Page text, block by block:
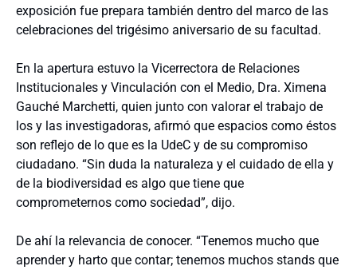
exposición fue prepara también dentro del marco de las
celebraciones del trigésimo aniversario de su facultad.
En la apertura estuvo la Vicerrectora de Relaciones
Institucionales y Vinculación con el Medio, Dra. Ximena
Gauché Marchetti, quien junto con valorar el trabajo de
los y las investigadoras, afirmó que espacios como éstos
son reflejo de lo que es la UdeC y de su compromiso
ciudadano. “Sin duda la naturaleza y el cuidado de ella y
de la biodiversidad es algo que tiene que
comprometernos como sociedad”, dijo.
De ahí la relevancia de conocer. “Tenemos mucho que
aprender y harto que contar; tenemos muchos stands que